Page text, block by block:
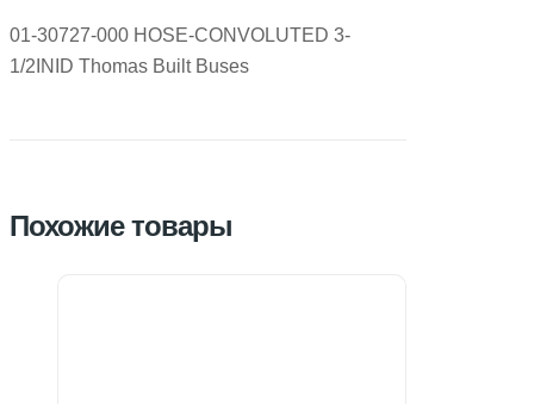
01-30727-000 HOSE-CONVOLUTED 3-
1/2INID Thomas Built Buses
Похожие товары